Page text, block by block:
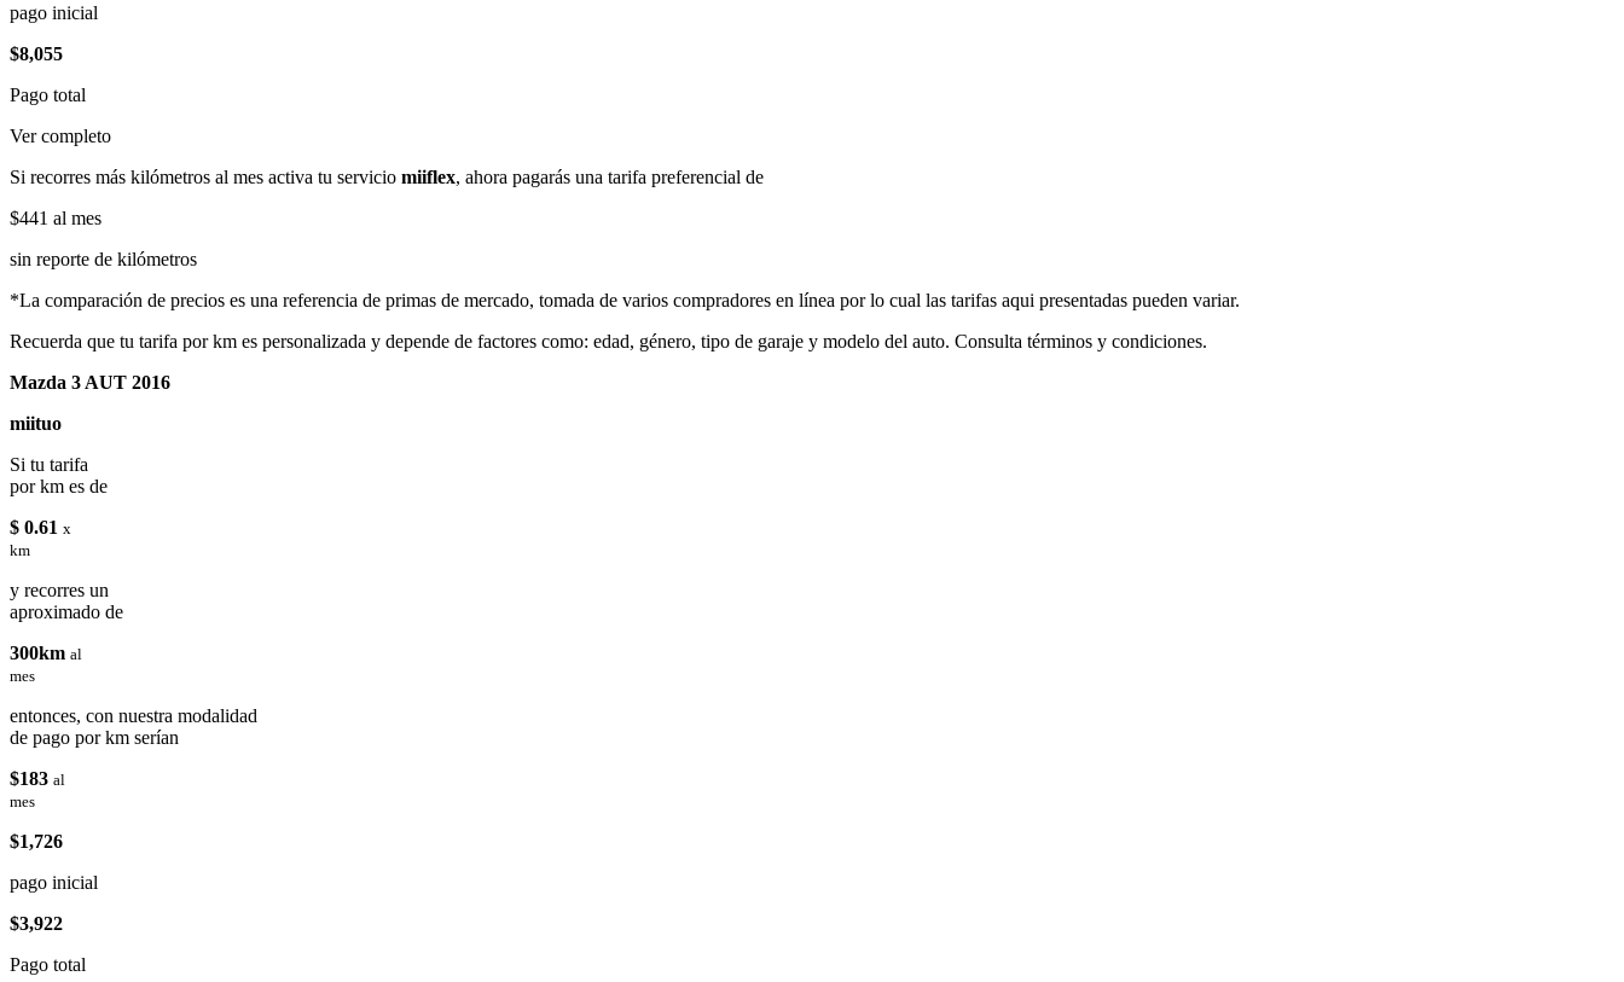
pago inicial
$8,055
Pago total
Ver completo
Si recorres más kilómetros al mes activa tu servicio miiflex, ahora pagarás una tarifa preferencial de
$441 al mes
sin reporte de kilómetros
*La comparación de precios es una referencia de primas de mercado, tomada de varios compradores en línea por lo cual las tarifas aqui presentadas pueden variar.
Recuerda que tu tarifa por km es personalizada y depende de factores como: edad, género, tipo de garaje y modelo del auto. Consulta términos y condiciones.
Mazda 3 AUT 2016
miituo
Si tu tarifa
por km es de
$ 0.61 x
km
y recorres un
aproximado de
300km al
mes
entonces, con nuestra modalidad
de pago por km serían
$183 al
mes
$1,726
pago inicial
$3,922
Pago total